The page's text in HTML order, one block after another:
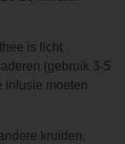
is licht
(gebruik 3-5
infusie moeten
kruiden,